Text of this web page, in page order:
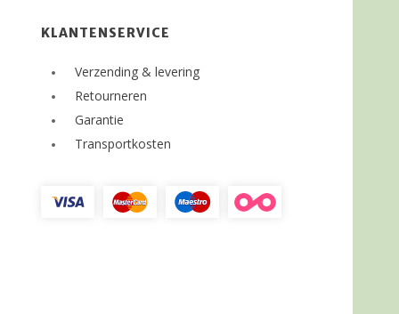
KLANTENSERVICE
Verzending & levering
Retourneren
Garantie
Transportkosten